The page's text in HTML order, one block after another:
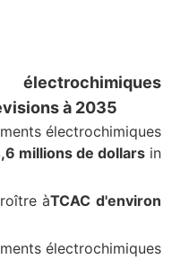
à 2035
électrochimiques
millions de dollars in
àTCAC d'environ
électrochimiques